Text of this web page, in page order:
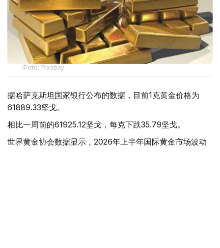
Фото: Pixabay
据哈萨克斯坦国家银行公布的数据，目前1克黄金价格为
61889.33坚戈。
相比一周前的61925.12坚戈，每克下跌35.79坚戈。
世界黄金协会数据显示，2026年上半年国际黄金市场波动